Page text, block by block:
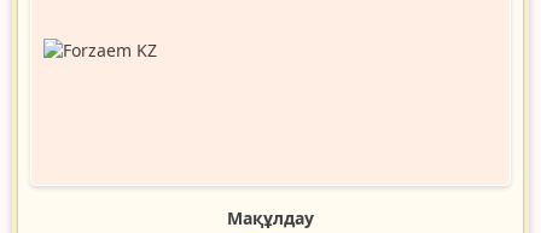
Мақұлдау